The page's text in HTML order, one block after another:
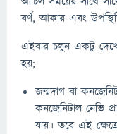
বর্ণ, আকার এবং
এইবার চলুন একটু
হয়;
জন্মদাগ বা
কনজেনিটাল নেভি
যায়। তবে এই